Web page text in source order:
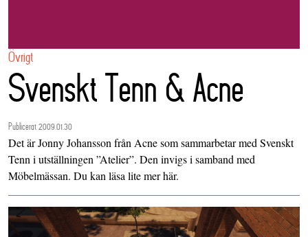
Övrigt
Svenskt Tenn & Acne
Publicerat 2009.01.30
Det är Jonny Johansson från Acne som sammarbetar med Svenskt
Tenn i utställningen ”Atelier”. Den invigs i samband med
Möbelmässan. Du kan läsa lite merhär.